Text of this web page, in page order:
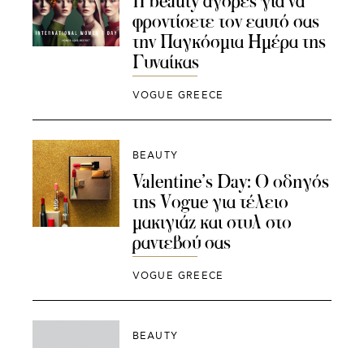
φροντίσετε τον εαυτό σας
την Παγκόσμια Ημέρα της
Γυναίκας
VOGUE GREECE
BEAUTY
Valentine’s Day: Ο οδηγός
της Vogue για τέλειο
μακιγιάζ και στυλ στο
ραντεβού σας
VOGUE GREECE
BEAUTY